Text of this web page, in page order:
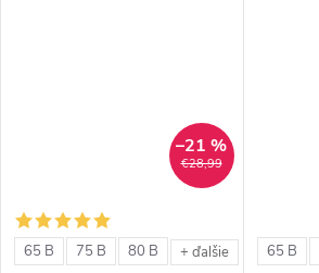
€28,99
–21 %
65 B 75 B 80 B + ďalšie 65 B